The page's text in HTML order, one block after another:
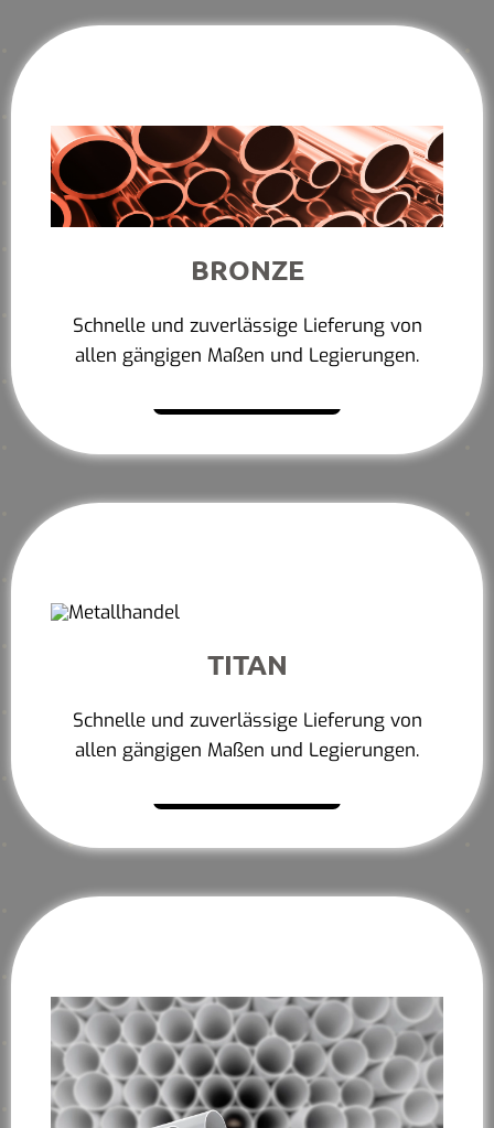
BRONZE
Schnelle und zuverlässige Lieferung von
allen gängigen Maßen und Legierungen.
TITAN
Schnelle und zuverlässige Lieferung von
allen gängigen Maßen und Legierungen.